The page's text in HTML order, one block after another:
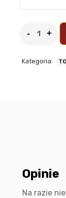
Kategoria:
Opinie
Na razie